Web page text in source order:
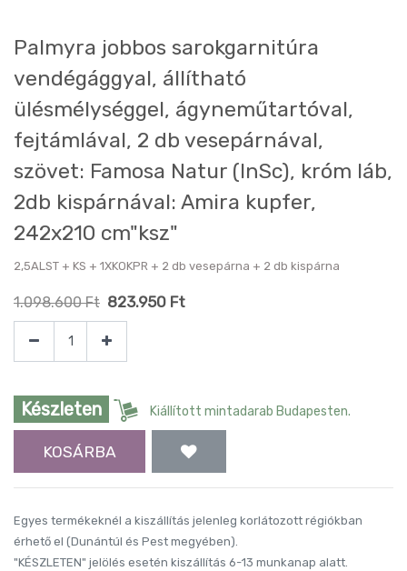
Palmyra jobbos sarokgarnitúra
vendégággyal, állítható
ülésmélységgel, ágyneműtartóval,
fejtámlával, 2 db vesepárnával,
szövet: Famosa Natur (InSc), króm láb,
2db kispárnával: Amira kupfer,
242x210 cm"ksz"
2,5ALST + KS + 1XKOKPR + 2 db vesepárna + 2 db kispárna
1.098.600Ft 823.950 Ft
Készleten Kiállított mintadarab Budapesten.
KOSÁRBA
Egyes termékeknél a kiszállítás jelenleg korlátozott régiókban
érhető el (Dunántúl és Pest megyében).
"KÉSZLETEN" jelölés esetén kiszállítás 6-13 munkanap alatt.